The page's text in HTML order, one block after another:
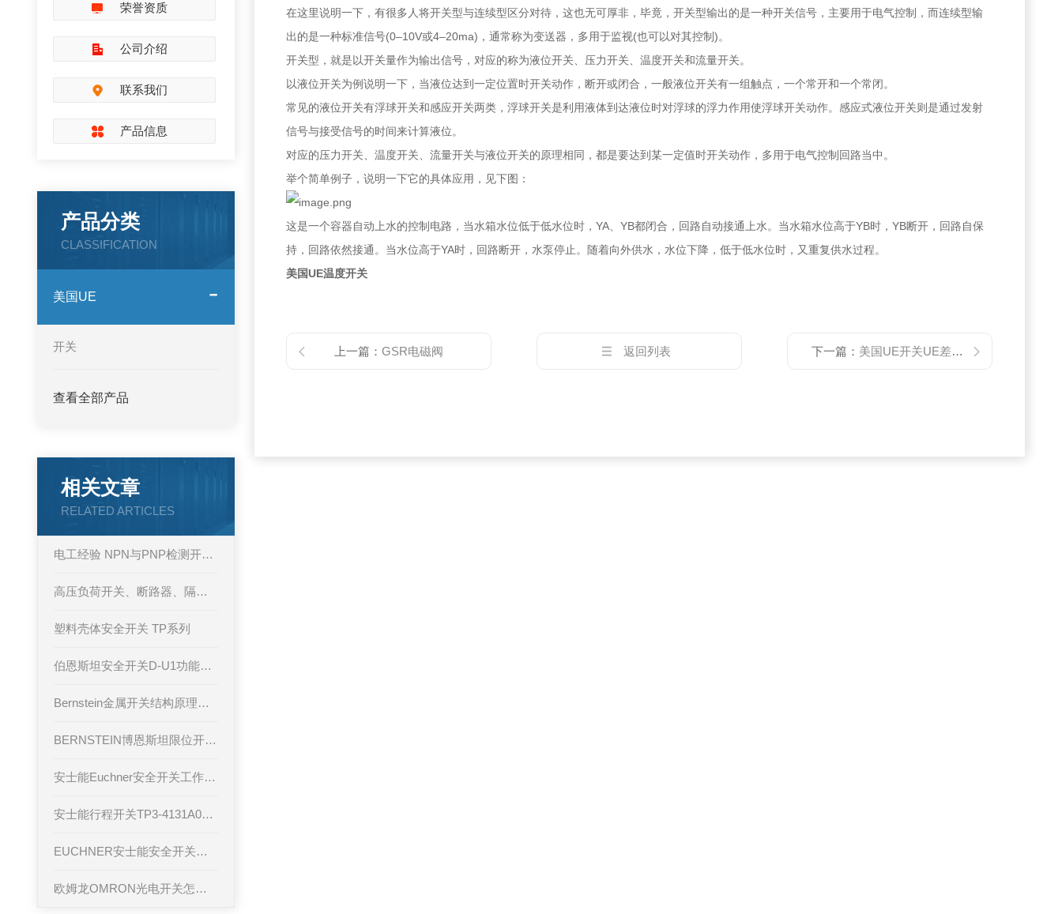
在这里说明一下，有很多人将开关型与连续型区分对待，这也无可厚非，毕竟，开关型输出的是一种开关信号，主要用于电气控制，而连续型输
出的是一种标准信号(0–10V或4–20ma)，通常称为变送器，多用于监视(也可以对其控制)。
开关型，就是以开关量作为输出信号，对应的称为液位开关、压力开关、温度开关和流量开关。
以液位开关为例说明一下，当液位达到一定位置时开关动作，断开或闭合，一般液位开关有一组触点，一个常开和一个常闭。
常见的液位开关有浮球开关和感应开关两类，浮球开关是利用液体到达液位时对浮球的浮力作用使浮球开关动作。感应式液位开关则是通过发射
信号与接受信号的时间来计算液位。
对应的压力开关、温度开关、流量开关与液位开关的原理相同，都是要达到某一定值时开关动作，多用于电气控制回路当中。
举个简单例子，说明一下它的具体应用，见下图：
这是一个容器自动上水的控制电路，当水箱水位低于低水位时，YA、YB都闭合，回路自动接通上水。当水箱水位高于YB时，YB断开，回路自保
持，回路依然接通。当水位高于YA时，回路断开，水泵停止。随着向外供水，水位下降，低于低水位时，又重复供水过程。
美国UE温度开关
上一篇： GSR电磁阀 返回列表 下一篇： 美国UE开关UE差压开关优势供应
荣誉资质
公司介绍
联系我们
产品信息
产品分类
CLASSIFICATION
美国UE
开关
查看全部产品
相关文章
RELATED ARTICLES
电工经验 NPN与PNP检测开关如何通用
高压负荷开关、断路器、隔离开关，它们的作用与区别你了解吗？
塑料壳体安全开关 TP系列
伯恩斯坦安全开关D-U1功能和特点
Bernstein金属开关结构原理介绍
BERNSTEIN博恩斯坦限位开关介绍
安士能Euchner安全开关工作原理
安士能行程开关TP3-4131A024M的故障分析
EUCHNER安士能安全开关的特点
欧姆龙OMRON光电开关怎么分类及有哪些特点